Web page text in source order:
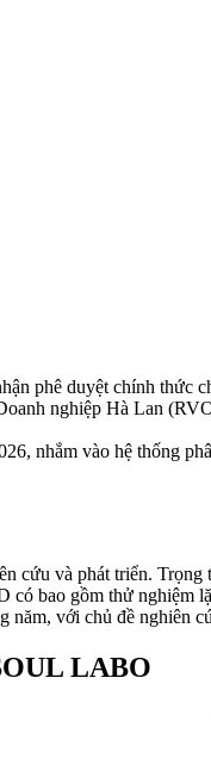
phê duyệt chính thức
nghiệp Hà Lan
nhắm vào hệ thống
và phát triển.
bao gồm thử nghiệm
với chủ đề nghiên
LABO